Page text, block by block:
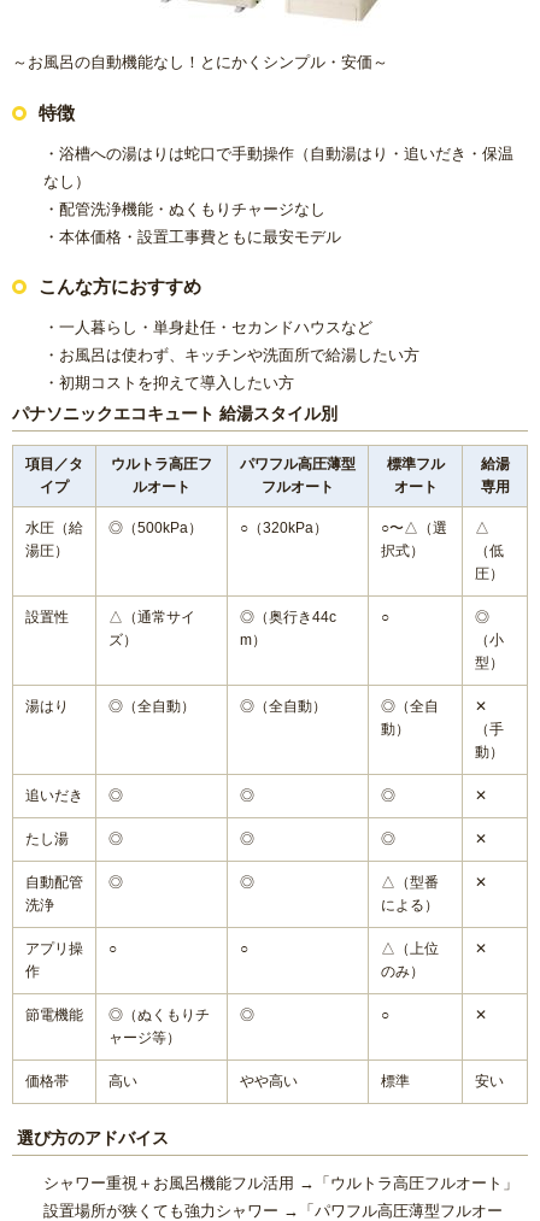
～お風呂の自動機能なし！とにかくシンプル・安価～
特徴
・浴槽への湯はりは蛇口で手動操作（自動湯はり・追いだき・保温
なし）
・配管洗浄機能・ぬくもりチャージなし
・本体価格・設置工事費ともに最安モデル
こんな方におすすめ
・一人暮らし・単身赴任・セカンドハウスなど
・お風呂は使わず、キッチンや洗面所で給湯したい方
・初期コストを抑えて導入したい方
パナソニックエコキュート 給湯スタイル別
項目／タ
イプ
ウルトラ高圧フ
ルオート
パワフル高圧薄型
フルオート
標準フル
オート
給湯
専用
水圧（給
湯圧）
◎（500kPa） ○（320kPa）
○〜△（選
択式）
△
（低
圧）
設置性
△（通常サイ
ズ）
◎（奥行き44c
m）
○
◎
（小
型）
湯はり ◎（全自動） ◎（全自動）
◎（全自
動）
✕
（手
動）
追いだき ◎ ◎ ◎ ✕
たし湯 ◎ ◎ ◎ ✕
自動配管
洗浄
◎ ◎
△（型番
による）
✕
アプリ操
作
○ ○
△（上位
のみ）
✕
節電機能
◎（ぬくもりチ
ャージ等）
◎ ○ ✕
価格帯 高い やや高い 標準 安い
選び方のアドバイス
シャワー重視＋お風呂機能フル活用 →「ウルトラ高圧フルオート」
設置場所が狭くても強力シャワー →「パワフル高圧薄型フルオー